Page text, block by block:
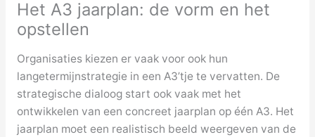
Het A3 jaarplan: de vorm en het
opstellen
Organisaties kiezen er vaak voor ook hun
langetermijnstrategie in een A3’tje te vervatten. De
strategische dialoog start ook vaak met het
ontwikkelen van een concreet jaarplan op één A3. Het
jaarplan moet een realistisch beeld weergeven van de